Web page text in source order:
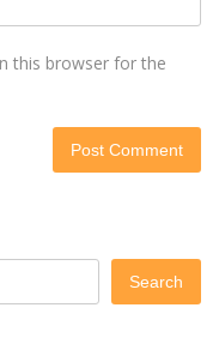
this browser for the
Search